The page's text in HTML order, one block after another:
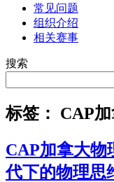
常见问题
组织介绍
相关赛事
搜索
标签： CAP
CAP加拿大物
代下的物理思